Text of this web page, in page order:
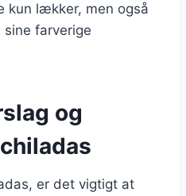
kun lækker, men også
farverige
og
er det vigtigt at